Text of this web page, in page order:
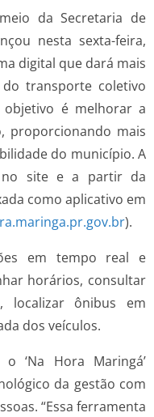
da Secretaria de
nesta sexta-feira,
digital que dará mais
do transporte coletivo
objetivo é melhorar a
proporcionando mais
do município. A
no site e a partir da
como aplicativo em
).
em tempo real e
horários, consultar
localizar ônibus em
dos veículos.
‘Na Hora Maringá’
da gestão com
“Essa ferramenta